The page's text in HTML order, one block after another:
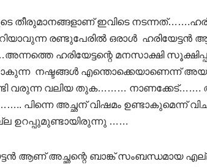
തീരുമാനങ്ങളാണ് ഇവിടെ
രണ്ടുപേരിൽ ഒരാൾ
ഹരിയേട്ടന്റെ മനസാക്ഷി
നഷ്ടങ്ങൾ എന്തൊക്കെയാണെന്ന്
വരുന്ന വലിയ തുക………
പിന്നെ അച്ഛന് വിഷമം ഉണ്ടാകുമെന്ന്
ഉറപ്പുമുണ്ടായിരുന്നു ……
ആണ് അച്ഛന്റെ ബാങ്ക് സംബന്ധമായ